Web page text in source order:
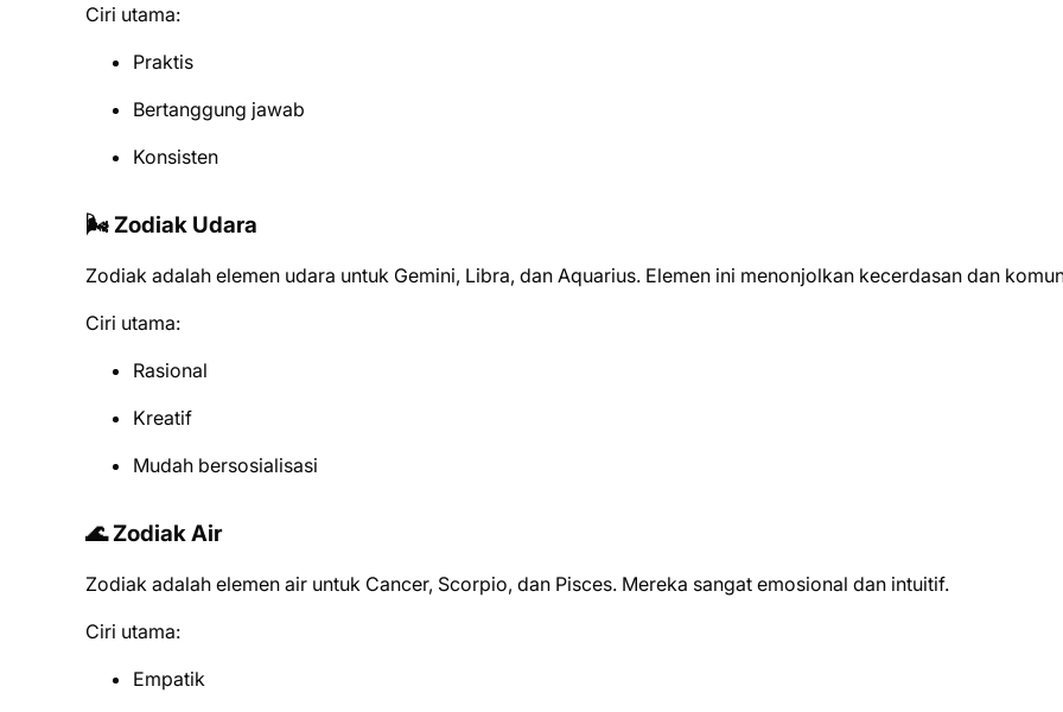
Ciri utama:
Praktis
Bertanggung jawab
Konsisten
🌬️ Zodiak Udara
Zodiak adalah elemen udara untuk Gemini, Libra, dan Aquarius. Elemen ini menonjolkan kecerdasan dan
Ciri utama:
Rasional
Kreatif
Mudah bersosialisasi
🌊 Zodiak Air
Zodiak adalah elemen air untuk Cancer, Scorpio, dan Pisces. Mereka sangat emosional dan intuitif.
Ciri utama:
Empatik